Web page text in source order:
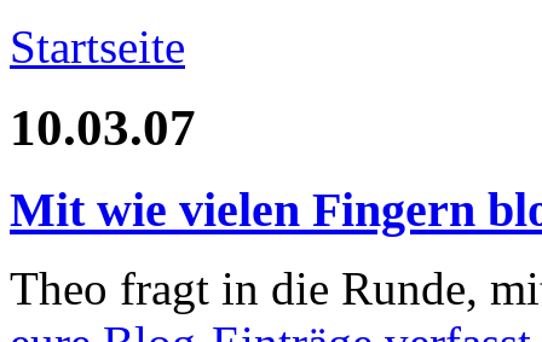
Startseite
10.03.07
Mit wie vielen Fingern
Theo fragt in die Runde,